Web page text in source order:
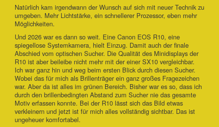
Natürlich kam irgendwann der Wunsch auf sich mit neuer Technik zu
umgeben. Mehr Lichtstärke, ein schnellerer Prozessor, eben mehr
Möglichkeiten.
Und 2026 war es dann so weit. Eine Canon EOS R10, eine
spiegellose Systemkamera, hielt Einzug. Damit auch der finale
Abschied vom optischen Sucher. Die Qualität des Minidisplays der
R10 ist aber beileibe nicht mehr mit der einer SX10 vergleichbar.
Ich war ganz hin und weg beim ersten Blick durch diesen Sucher.
Wobei das für mich als Brillenträger ein ganz großes Fragezeichen
war. Aber da ist alles im grünen Bereich. Bisher war es so, dass ich
durch den brillenbedingten Abstand zum Sucher nie das gesamte
Motiv erfassen konnte. Bei der R10 lässt sich das Bild etwas
verkleinern und jetzt ist für mich alles vollständig sichtbar. Das ist
ungeheuer komfortabel.